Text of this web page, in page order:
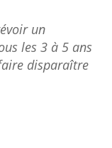
un
les 3 à 5 ans
disparaître